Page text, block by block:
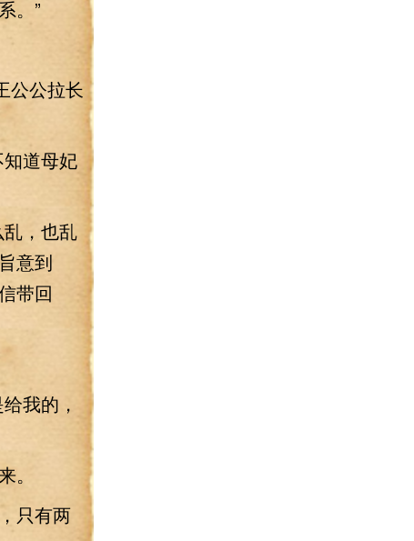
。”
公公拉长
道母妃
，也乱
意到
带回
我的，
只有两